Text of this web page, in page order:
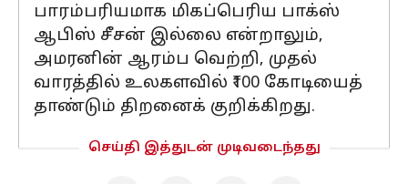
பாரம்பரியமாக மிகப்பெரிய பாக்ஸ்
ஆபிஸ் சீசன் இல்லை என்றாலும்,
அமரனின் ஆரம்ப வெற்றி, முதல்
வாரத்தில் உலகளவில் ₹100 கோடியைத்
தாண்டும் திறனைக் குறிக்கிறது.
செய்தி இத்துடன் முடிவடைந்தது